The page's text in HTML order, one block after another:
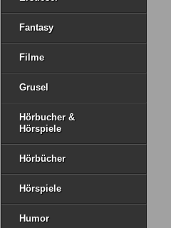
Fantasy
Filme
Grusel
Hörbucher &
Hörspiele
Hörbücher
Hörspiele
Humor